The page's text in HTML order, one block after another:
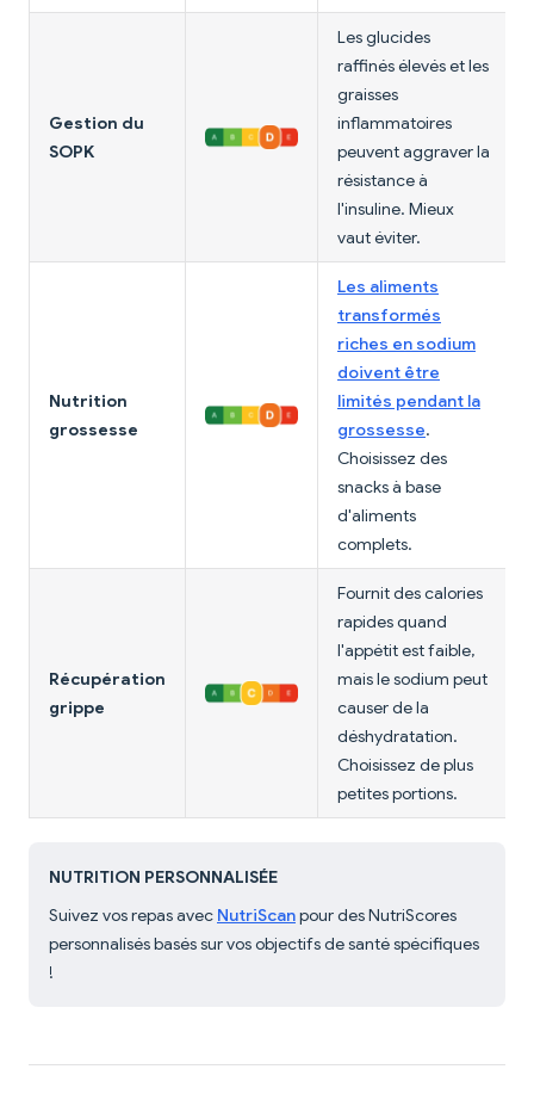
Gestion du
SOPK
Les glucides
raffinés élevés et les
graisses
inflammatoires
peuvent aggraver la
résistance à
l'insuline. Mieux
vaut éviter.
Nutrition
grossesse
Les aliments
transformés
riches en sodium
doivent être
limités pendant la
grossesse.
Choisissez des
snacks à base
d'aliments
complets.
Récupération
grippe
Fournit des calories
rapides quand
l'appétit est faible,
mais le sodium peut
causer de la
déshydratation.
Choisissez de plus
petites portions.
NUTRITION PERSONNALISÉE
Suivez vos repas avec NutriScanpour des NutriScores
personnalisés basés sur vos objectifs de santé spécifiques
!